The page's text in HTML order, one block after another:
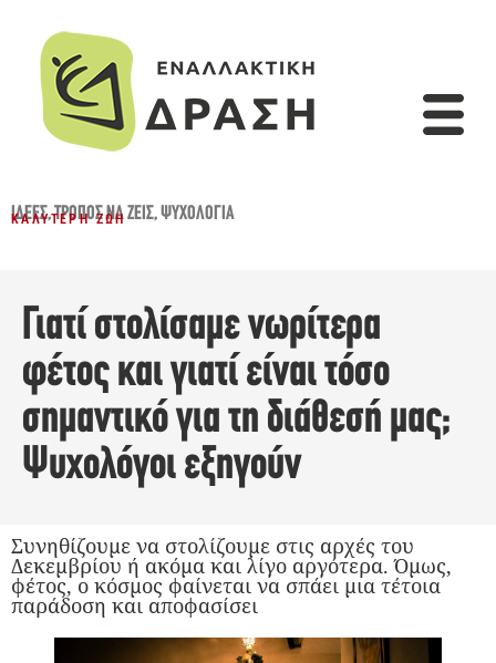
ΙΔΈΕΣ,ΤΡΌΠΟΣ ΝΑ ΖΕΙΣ,ΨΥΧΟΛΟΓΊΑ
ΚΑΛΎΤΕΡΗ ΖΩΉ
Γιατί στολίσαμε νωρίτερα
φέτος και γιατί είναι τόσο
σημαντικό για τη διάθεσή μας;
Ψυχολόγοι εξηγούν
Συνηθίζουμε να στολίζουμε στις αρχές του
Δεκεμβρίου ή ακόμα και λίγο αργότερα. Όμως,
φέτος, ο κόσμος φαίνεται να σπάει μια τέτοια
παράδοση και αποφασίσει